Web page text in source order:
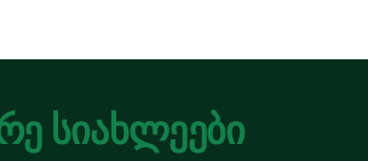
Სიახლეები